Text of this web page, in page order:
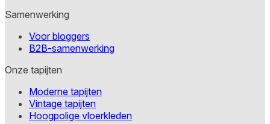
Samenwerking
Voor bloggers
B2B-samenwerking
Onze tapijten
Moderne tapijten
Vintage tapijten
Hoogpolige vloerkleden